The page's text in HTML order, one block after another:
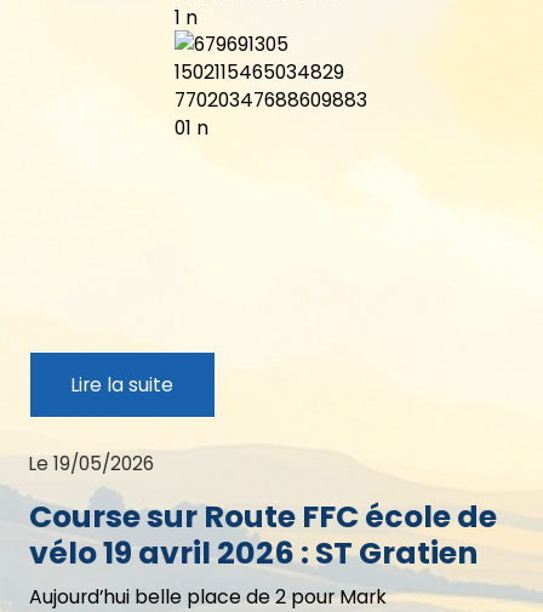
Lire la suite
Le 19/05/2026
Course sur Route FFC école de
vélo 19 avril 2026 : ST Gratien
Aujourd’hui belle place de 2 pour Mark